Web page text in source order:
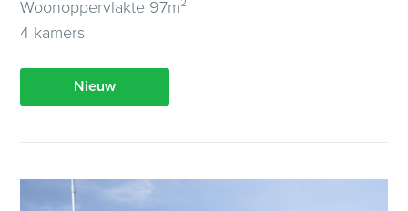
Woonoppervlakte 97m²
4 kamers
Nieuw